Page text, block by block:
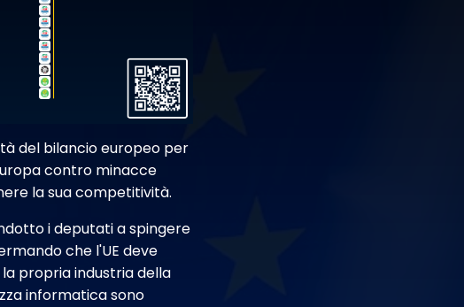
del bilancio europeo per
contro minacce
la sua competitività.
i deputati a spingere
che l'UE deve
propria industria della
informatica sono